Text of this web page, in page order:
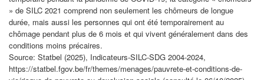
» de SILC 2021 comprend non seulement les chômeurs de longue
durée, mais aussi les personnes qui ont été temporairement au
chômage pendant plus de 6 mois et qui vivent généralement dans des
conditions moins précaires.
Source: Statbel (2025), Indicateurs-SILC-SDG 2004-2024,
https://statbel.fgov.be/fr/themes/menages/pauvrete-et-conditions-de-